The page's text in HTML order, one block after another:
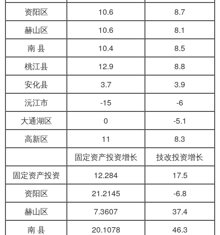
资阳区 10.6
8.7
赫山区
10.6
8.1
南 县
10.4
8.5
桃江县
12.9
8.8
安化县
3.7
3.9
沅江市
-15
-6
大通湖区
0
-5.1
高新区
11
8.3
固定资产投资增长
技改投资增长
固定资产投资
12.284
17.5
资阳区
21.2145
-6.8
赫山区
7.3607
37.4
南 县
20.1078 46.3